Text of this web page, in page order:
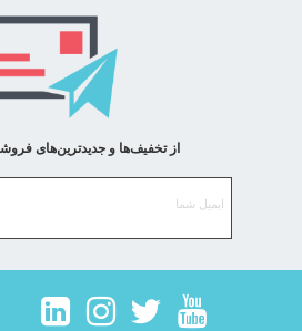
از تخفیف‌ها و جدیدترین‌های